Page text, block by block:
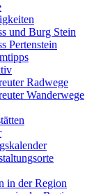
und Burg Stein
Pertenstein
Radwege
Wanderwege
in der Region